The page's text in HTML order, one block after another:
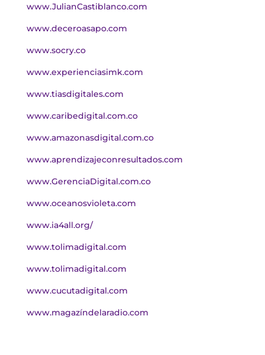
www.JulianCastiblanco.com
www.deceroasapo.com
www.socry.co
www.experienciasimk.com
www.tiasdigitales.com
www.caribedigital.com.co
www.amazonasdigital.com.co
www.aprendizajeconresultados.com
www.GerenciaDigital.com.co
www.oceanosvioleta.com
www.ia4all.org/
www.tolimadigital.com
www.tolimadigital.com
www.cucutadigital.com
www.magazíndelaradio.com